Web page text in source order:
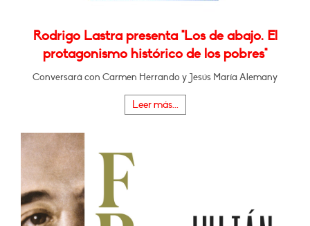
Rodrigo Lastra presenta "Los de abajo. El
protagonismo histórico de los pobres"
Conversará con Carmen Herrando y Jesús María Alemany
Leer más...